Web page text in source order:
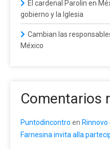
El cardenal Parolin en
gobierno y la Iglesia
Cambian las
México
Comentarios
Puntodincontro en
Farnesina invita alla